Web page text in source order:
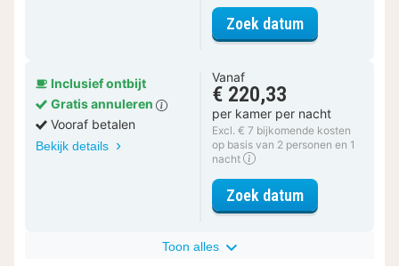
Zoek datumvoor
Inclusief ontbijt
Gratis annuleren
Vooraf betalen
Bekijk details
Vanaf
€ 220,33
per kamer per nacht
Excl. € 7 bijkomende kosten
op basis van 2 personen en 1
nacht
Zoek datumvoor
Toon alles